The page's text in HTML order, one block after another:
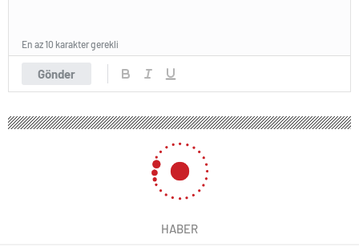
Gönder
En az 10 karakter gerekli
HABER